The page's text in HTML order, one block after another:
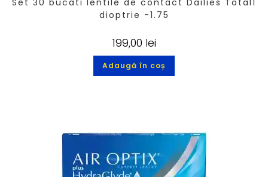
dioptrie -1.75
199,00 lei
Adaugă în coș